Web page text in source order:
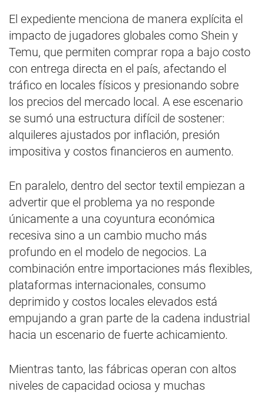
El expediente menciona de manera explícita el
impacto de jugadores globales como Shein y
Temu, que permiten comprar ropa a bajo costo
con entrega directa en el país, afectando el
tráfico en locales físicos y presionando sobre
los precios del mercado local. A ese escenario
se sumó una estructura difícil de sostener:
alquileres ajustados por inflación, presión
impositiva y costos financieros en aumento.
En paralelo, dentro del sector textil empiezan a
advertir que el problema ya no responde
únicamente a una coyuntura económica
recesiva sino a un cambio mucho más
profundo en el modelo de negocios. La
combinación entre importaciones más flexibles,
plataformas internacionales, consumo
deprimido y costos locales elevados está
empujando a gran parte de la cadena industrial
hacia un escenario de fuerte achicamiento.
Mientras tanto, las fábricas operan con altos
niveles de capacidad ociosa y muchas